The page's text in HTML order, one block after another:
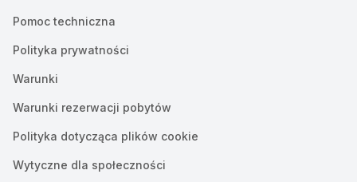
Pomoc techniczna
Polityka prywatności
Warunki
Warunki rezerwacji pobytów
Polityka dotycząca plików cookie
Wytyczne dla społeczności